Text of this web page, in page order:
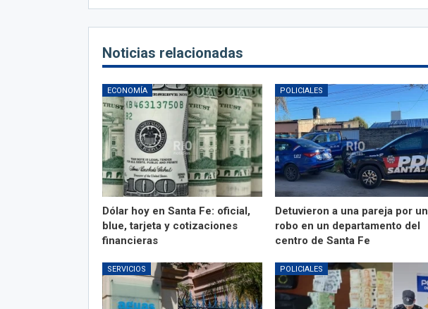
Noticias relacionadas
ECONOMÍA
Dólar hoy en Santa Fe: oficial,
blue, tarjeta y cotizaciones
financieras
POLICIALES
Detuvieron a una pareja por un
robo en un departamento del
centro de Santa Fe
SERVICIOS POLICIALES